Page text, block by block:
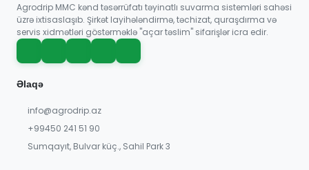
Agrodrip MMC kənd təsərrüfatı təyinatlı suvarma sistemləri sahəsi
üzrə ixtisaslaşıb. Şirkət layihələndirmə, təchizat, quraşdırma və
servis xidmətləri göstərməklə "açar təslim" sifarişlər icra edir.
Əlaqə
info@agrodrip.az
+99450 241 51 90
Sumqayıt, Bulvar küç., Sahil Park 3